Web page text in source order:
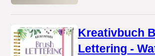
Kreativbuch
Lettering -